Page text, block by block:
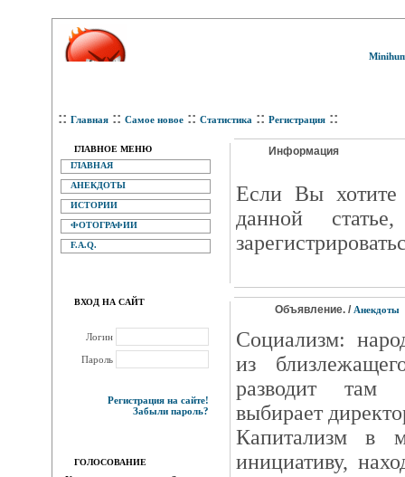
:: Главная :: Самое новое :: Статистика :: Регистрация ::
ГЛАВНОЕ МЕНЮ
ГЛАВНАЯ
АНЕКДОТЫ
ИСТОРИИ
ФОТОГРАФИИ
F.A.Q.
ВХОД НА САЙТ
Логин
Пароль
Регистрация на сайте!
Забыли пароль?
ГОЛОСОВАНИЕ
Информация
Eсли Вы хотите
данной
Объявление. / Анекдоты
Социализм:
из
разводит там
выбирает
Капитализм в
инициативу,